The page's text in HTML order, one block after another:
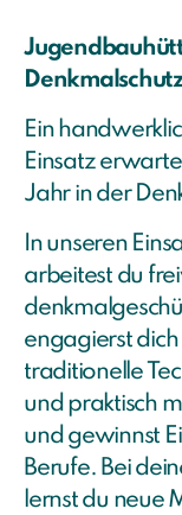
Ein
Einsatz
Jahr in der
In unseren
arbeitest du
engagierst
traditionelle
und praktisch
und gewinnst
Berufe. Bei
lernst du neue